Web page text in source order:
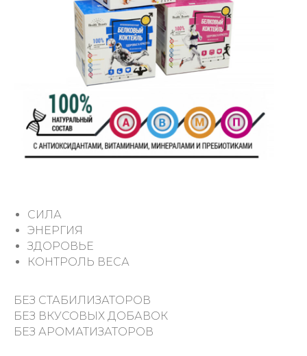
СИЛА
ЭНЕРГИЯ
ЗДОРОВЬЕ
КОНТРОЛЬ ВЕСА
БЕЗ СТАБИЛИЗАТОРОВ
БЕЗ ВКУСОВЫХ ДОБАВОК
БЕЗ АРОМАТИЗАТОРОВ